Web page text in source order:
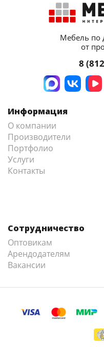
Мебель по
от
8
Информация
О компании
Производители
Портфолио
Услуги
Контакты
Сотрудничество
Оптовикам
Арендодателям
Вакансии